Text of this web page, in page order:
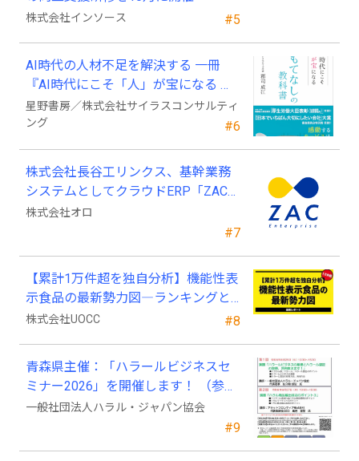
#5
株式会社インソース
#6
AI時代の人材不足を解決する 一冊
『AI時代にこそ「人」が宝になる お
もてなしの教科書』 発売
星野書房／株式会社サイラスコンサルティ
ング
#7
株式会社長谷工リンクス、基幹業務
システムとしてクラウドERP「ZAC
Enterprise」を採用
株式会社オロ
#8
【累計1万件超を独自分析】機能性表
示食品の最新勢力図―ランキングと
2025年4月以降の変化
株式会社UOCC
#9
青森県主催：「ハラールビジネスセ
ミナー2026」を開催します！ （参加
費無料）
一般社団法人ハラル・ジャパン協会